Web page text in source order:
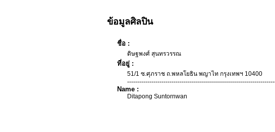
ข้อมูลศิลปิน
ชื่อ :
ดิษฐพงศ์ สุนทรวรรณ
ที่อยู่ :
51/1 ซ.ศุภราช ถ.พหลโยธิน พญาไท กรุงเทพฯ 10400
Name :
Ditapong Suntornwan